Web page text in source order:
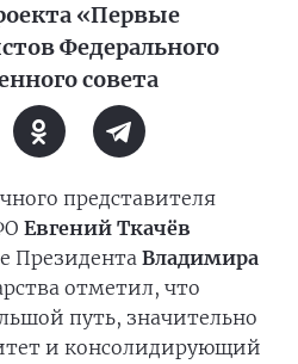
«Первые
Федерального
совета
представителя
Евгений Ткачёв
Президента Владимира
отметил, что
путь, значительно
и консолидирующий